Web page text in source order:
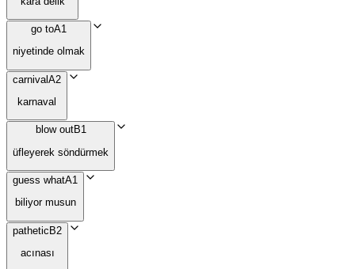
go toA1
niyetinde olmak
carnivalA2
karnaval
blow outB1
üfleyerek söndürmek
guess whatA1
biliyor musun
patheticB2
acınası